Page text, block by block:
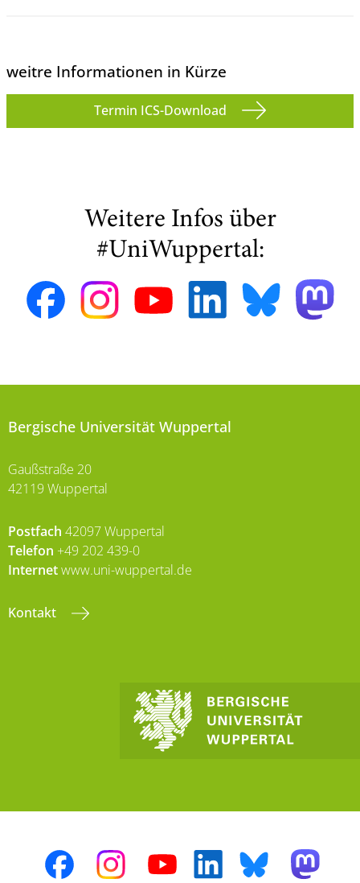
weitre Informationen in Kürze
Termin ICS-Download
Weitere Infos über
#UniWuppertal:
Bergische Universität Wuppertal
Gaußstraße 20
42119 Wuppertal
Postfach 42097 Wuppertal
Telefon +49 202 439-0
Internetwww.uni-wuppertal.de
Kontakt